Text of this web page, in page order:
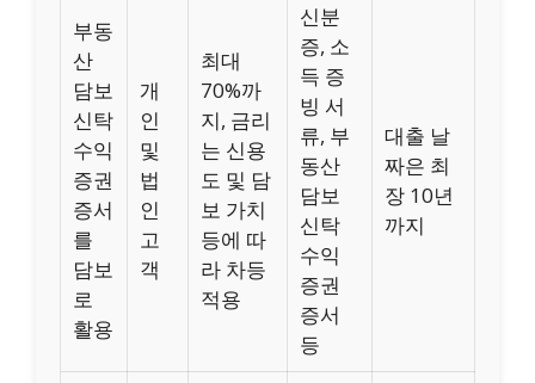
부동
산
담보
신탁
수익
증권
증서
를
담보
로
활용
개
인
및
법
인
고
객
최대
70%까
지, 금리
는 신용
도 및 담
보 가치
등에 따
라 차등
적용
신분
증, 소
득 증
빙 서
류, 부
동산
담보
신탁
수익
증권
증서
등
대출 날
짜은 최
장 10년
까지